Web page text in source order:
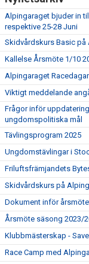
Alpingaraget bjuder in
respektive 25-28 Juni
Skidvårdskurs Basic på
Kallelse Årsmöte 1/10
Alpingaraget
Viktigt meddelande
Frågor inför
ungdomspolitiska mål
Tävlingsprogram 2025
Ungdomstävlingar i
Friluftsfrämjandets
Skidvårdskurs på
Dokument inför
Årsmöte säsong 2023/
Klubbmästerskap -
Race Camp med